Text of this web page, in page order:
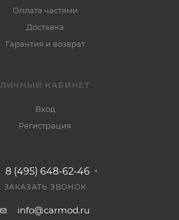
Оплата частями
Доставка
Гарантия и возврат
ЛИЧНЫЙ КАБИНЕТ
Вход
Регистрация
8 (495) 648-62-46
ЗАКАЗАТЬ ЗВОНОК
info@carmod.ru